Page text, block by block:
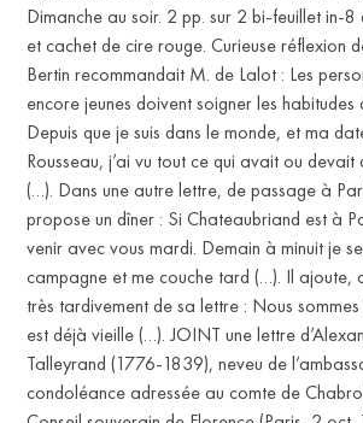
Dimanche au soir. 2 pp. sur 2 bi-feuillet in-
et cachet de cire rouge. Curieuse réflexion
Bertin recommandait M. de Lalot : Les
encore jeunes doivent soigner les habitudes
Depuis que je suis dans le monde, et ma
Rousseau, j’ai vu tout ce qui avait ou
(…). Dans une autre lettre, de passage à
propose un dîner : Si Chateaubriand est à
venir avec vous mardi. Demain à minuit je
campagne et me couche tard (…). Il ajoute,
très tardivement de sa lettre : Nous
est déjà vieille (…). JOINT une lettre
Talleyrand (1776-1839), neveu de
condoléance adressée au comte de